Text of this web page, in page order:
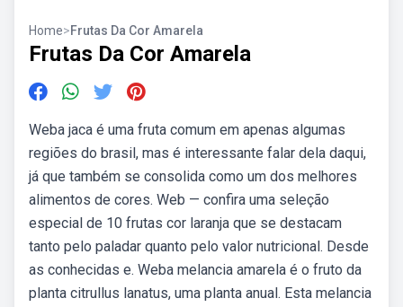
Home>Frutas Da Cor Amarela
Frutas Da Cor Amarela
Weba jaca é uma fruta comum em apenas algumas
regiões do brasil, mas é interessante falar dela daqui,
já que também se consolida como um dos melhores
alimentos de cores. Web — confira uma seleção
especial de 10 frutas cor laranja que se destacam
tanto pelo paladar quanto pelo valor nutricional. Desde
as conhecidas e. Weba melancia amarela é o fruto da
planta citrullus lanatus, uma planta anual. Esta melancia